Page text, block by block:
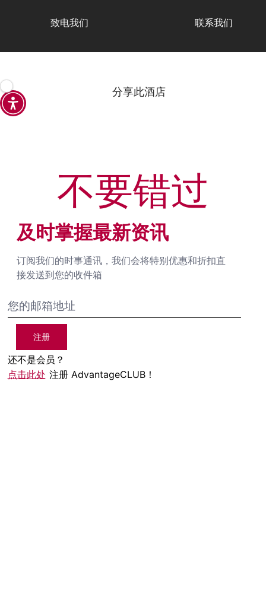
致电我们 联系我们
分享此酒店
及时掌握最新资讯
订阅我们的时事通讯，我们会将特别优惠和折扣直
接发送到您的收件箱
注册
还不是会员？
点击此处 注册 AdvantageCLUB！
不要错过